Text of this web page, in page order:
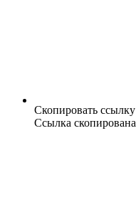
Скопировать ссылку
Ссылка скопирована